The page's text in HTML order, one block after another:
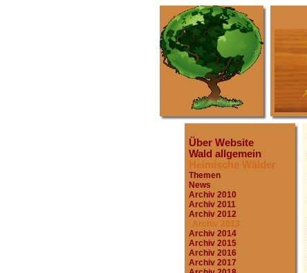
Über Website
Wald allgemein
Heimische Wälder
Themen
News
Archiv 2010
Archiv 2011
Archiv 2012
Archiv 2013
Archiv 2014
Archiv 2015
Archiv 2016
Archiv 2017